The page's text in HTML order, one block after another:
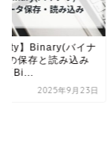
】Binary(バイナ
の保存と読み込み
【Bi...
2025年9月23日